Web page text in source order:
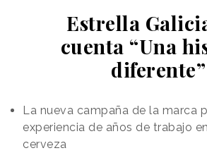
Estrella
cuenta “Una
diferente”
La nueva campaña de la marca
experiencia de años de trabajo
cerveza